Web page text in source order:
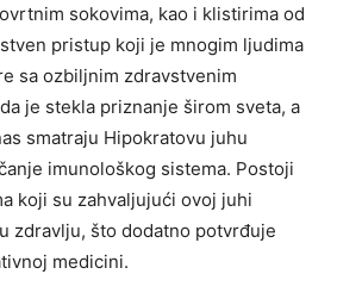
sokovima, kao i klistirima od
pristup koji je mnogim ljudima
sa ozbiljnim zdravstvenim
je stekla priznanje širom sveta, a
smatraju Hipokratovu juhu
imunološkog sistema. Postoji
koji su zahvaljujući ovoj juhi
zdravlju, što dodatno potvrđuje
medicini.